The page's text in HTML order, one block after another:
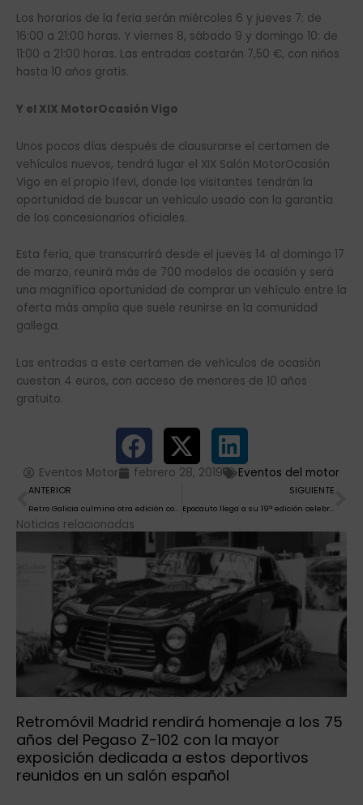
Los horarios de la feria serán miércoles 6 y jueves 7: de
16:00 a 21:00 horas. Y viernes 8, sábado 9 y domingo 10: de
11:00 a 21:00 horas. Las entradas costarán 7,50 €, con niños
hasta 10 años gratis.
Y el XIX MotorOcasión Vigo
Unos pocos días después de clausurarse el certamen de
vehículos nuevos, tendrá lugar el XIX Salón MotorOcasión
Vigo en el propio Ifevi, donde los visitantes tendrán la
oportunidad de buscar un vehículo usado con la garantía
de los concesionarios oficiales.
Esta feria, que transcurrirá desde el jueves 14 al domingo 17
de marzo, reunirá más de 700 modelos de ocasión y será
una magnífica oportunidad de comprar un vehículo entre la
oferta más amplia que suele reunirse en la comunidad
gallega.
Las entradas a este certamen de vehículos de ocasión
cuestan 4 euros, con acceso de menores de 10 años
gratuito.
Eventos Motor febrero 28, 2019 Eventos del motor
Ant
ANTERIOR
Retro Galicia culmina otra edición con satisfacción de miles de aficionados a los coches y las motos clásicas
SIGUIENTE
Epocauto llega a su 19ª edición celebrando el centenario de la I Copa de Automovilismo de Reus
Noticias relacionadas
Retromóvil Madrid rendirá homenaje a los 75
años del Pegaso Z-102 con la mayor
exposición dedicada a estos deportivos
reunidos en un salón español